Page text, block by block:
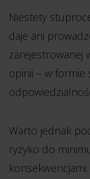
Niestety
daje ani
zarejestrowanej
opinii – w formie
Warto jednak
ryzyko do